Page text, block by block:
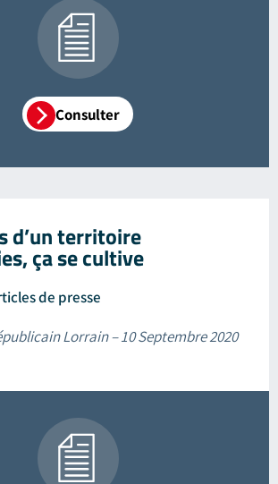
Consulter
d’un territoire
ça se cultive
de presse
Lorrain – 10 Septembre 2020